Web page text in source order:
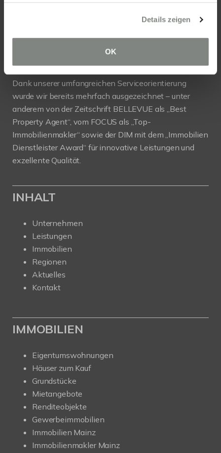
Details zeigen
OK
Immobiliensachverständigen, Immobilienökonomen
und -kaufleuten bietet privaten Eigentümern,
Dank unserer umfangreichen Serviceorientierung
wurde wir bereits mehrfach ausgezeichnet – unter
anderem von der Zeitschrift BELLEVUE als „Best
Property Agent“, vom FOCUS als „Top-
Immobilienmakler“ sowie der DIM mit dem „Immobilien
Dienstleister Award“ für innovative Leistungen und
exzellente Qualität.
INHALT
Unternehmen
Leistungen
Immobilien
Regionen
Aktuelles
Kontakt
IMMOBILIEN
Eigentumswohnungen
Häuser zum Kauf
Grundstücke
Mietangebote
Renditeobjekte
Gewerbeimmobilien
Immobilien Mainz
Immobilienmakler Mainz